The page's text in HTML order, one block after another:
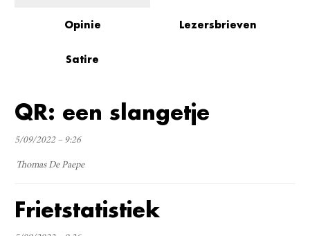
Opinie Lezersbrieven
Satire
QR: een slangetje
5/09/2022 – 9:26
Thomas De Paepe
Frietstatistiek